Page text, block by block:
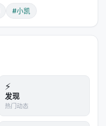
试图把一群人的偏好加
，这不可能做到完全公
多年。但它对医疗决
例，不会查手册找标准
。他会问：这个患者最
得比命重——"我宁可死
#小凯
⚡
发现
热门动态